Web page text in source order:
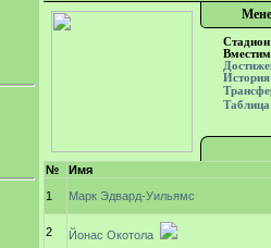
Таблица
№
Имя
1
Марк Эдвард-Уильямс
2 Йонас Окотола